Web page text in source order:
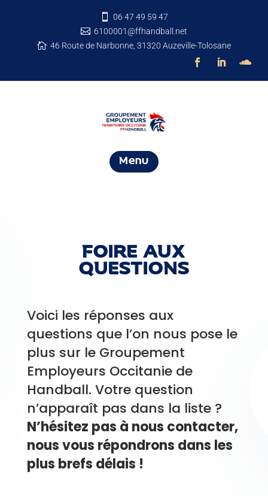

06 47 49 59 47
 6100001@ffhandball.net
 46 Route de Narbonne, 31320 Auzeville-Tolosane
Menu
FOIRE AUX
QUESTIONS
Voici les réponses aux
questions que l’on nous pose le
plus sur le Groupement
Employeurs Occitanie de
Handball. Votre question
n’apparaît pas dans la liste ?
N’hésitez pas à nous contacter,
nous vous répondrons dans les
plus brefs délais !